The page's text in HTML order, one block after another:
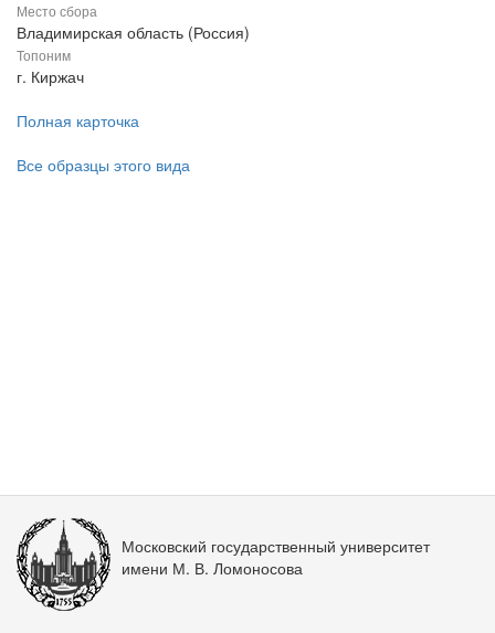
Место сбора
Владимирская область (Россия)
Топоним
г. Киржач
Полная карточка
Все образцы этого вида
Московский государственный университет
имени М. В. Ломоносова